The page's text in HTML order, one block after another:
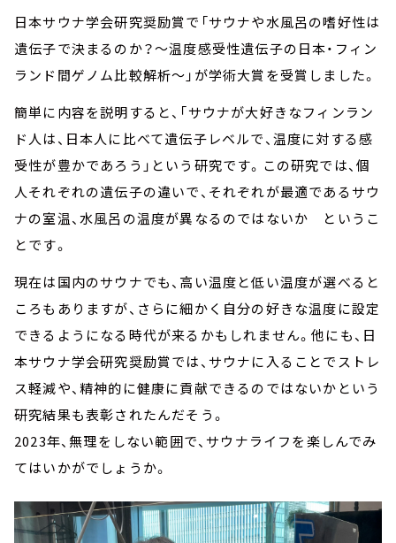
日本サウナ学会研究奨励賞で「サウナや水風呂の嗜好性は
遺伝子で決まるのか？～温度感受性遺伝子の日本・フィン
ランド間ゲノム比較解析～」が学術大賞を受賞しました。
簡単に内容を説明すると、「サウナが大好きなフィンラン
ド人は、日本人に比べて遺伝子レベルで、温度に対する感
受性が豊かであろう」という研究です。この研究では、個
人それぞれの遺伝子の違いで、それぞれが最適であるサウ
ナの室温、水風呂の温度が異なるのではないか というこ
とです。
現在は国内のサウナでも、高い温度と低い温度が選べると
ころもありますが、さらに細かく自分の好きな温度に設定
できるようになる時代が来るかもしれません。他にも、日
本サウナ学会研究奨励賞では、サウナに入ることでストレ
ス軽減や、精神的に健康に貢献できるのではないかという
研究結果も表彰されたんだそう。
2023年、無理をしない範囲で、サウナライフを楽しんでみ
てはいかがでしょうか。